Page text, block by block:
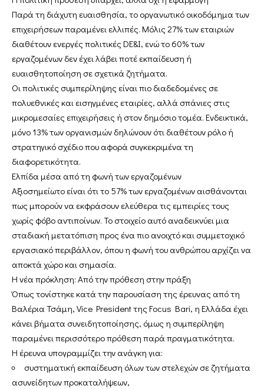
Παρά τη διάχυτη ευαισθησία, το οργανωτικό οικοδόμημα των
επιχειρήσεων παραμένει ελλιπές. Μόλις 27% των εταιριών
διαθέτουν ενεργές πολιτικές DE&I, ενώ το 60% των
εργαζομένων δεν έχει λάβει ποτέ εκπαίδευση ή
ευαισθητοποίηση σε σχετικά ζητήματα.
Οι πολιτικές συμπερίληψης είναι πιο διαδεδομένες σε
πολυεθνικές και εισηγμένες εταιρίες, αλλά σπάνιες στις
μικρομεσαίες επιχειρήσεις ή στον δημόσιο τομέα. Ενδεικτικά,
μόνο 13% των οργανισμών δηλώνουν ότι διαθέτουν ρόλο ή
στρατηγικό σχέδιο που αφορά συγκεκριμένα τη
διαφορετικότητα.
Ελπίδα μέσα από τη φωνή των εργαζομένων
Αξιοσημείωτο είναι ότι το 57% των εργαζομένων αισθάνονται
πως μπορούν να εκφράσουν ελεύθερα τις εμπειρίες τους
χωρίς φόβο αντιποίνων. Το στοιχείο αυτό αναδεικνύει μια
σταδιακή μετατόπιση προς ένα πιο ανοιχτό και συμμετοχικό
εργασιακό περιβάλλον, όπου η φωνή του ανθρώπου αρχίζει να
αποκτά χώρο και σημασία.
Η νέα πρόκληση: Από την πρόθεση στην πράξη
Όπως τονίστηκε κατά την παρουσίαση της έρευνας από τη
Βαλέρια Τσάμη, Vice President της Focus Bari, η Ελλάδα έχει
κάνει βήματα συνειδητοποίησης, όμως η συμπερίληψη
παραμένει περισσότερο πρόθεση παρά πραγματικότητα.
Η έρευνα υπογραμμίζει την ανάγκη για:
συστηματική εκπαίδευση όλων των στελεχών σε ζητήματα
ασυνείδητων προκαταλήψεων,